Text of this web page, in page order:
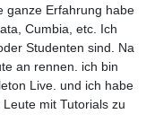
ganze Erfahrung habe
Cumbia, etc. Ich
Studenten sind. Na
an rennen. ich bin
Live. und ich habe
mit Tutorials zu